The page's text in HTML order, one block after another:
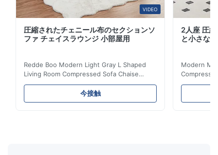
VIDEO
圧縮されたチェニール布のセクションソ
ファ チェイスラウンジ 小部屋用
Redde Boo Modern Light Gray L Shaped
Living Room Compressed Sofa Chaise
Lounge Product Overview High resilience
soft sectional sofa designed for small
spaces, featuring a contemporary light gray
今接触
2人座 圧
と小さな
Modern
Room